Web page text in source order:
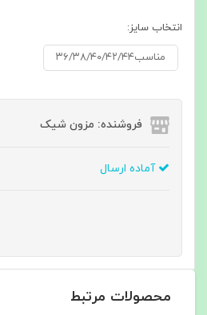
انتخاب سایز:
مناسب۳۶/۳۸/۴۰/۴۲/۴۴
فروشنده: مزون شیک
آماده ارسال
محصولات مرتبط